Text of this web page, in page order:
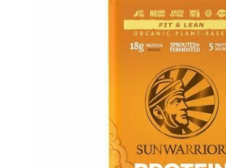
L’ÉQUILIBRE PARFAIT ENTRE
Un café riche avec un soupçon
moment de pure détente… ou de
Une énergie immédiate et stable,
qui vous accompagne toute la
après l’entraînement.